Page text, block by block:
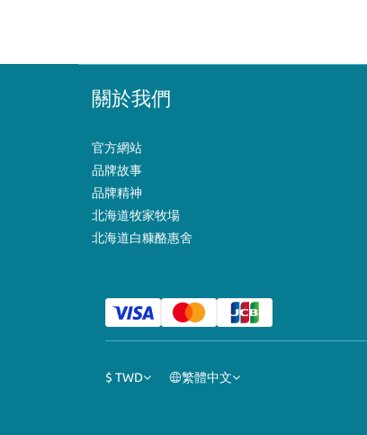
關於我們
官方網站
品牌故事
品牌精神
北海道牧家牧場
北海道白糠酪惠舍
$ TWD 繁體中文